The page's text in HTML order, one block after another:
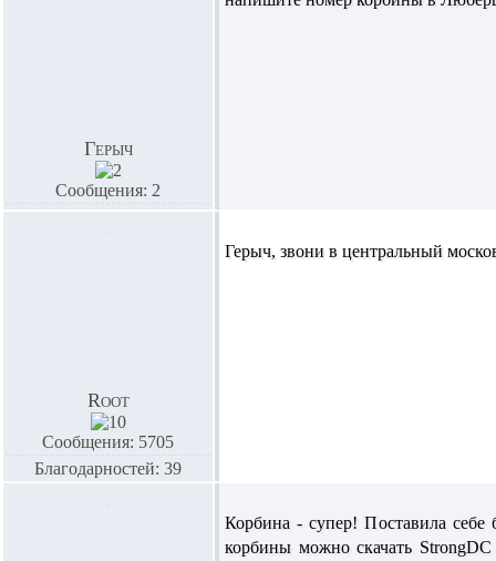
Герыч
Сообщения: 2
Root
Сообщения: 5705
Благодарностей: 39
Герыч, звони в центральный
Корбина - супер! Поставила себе
корбины можно скачать